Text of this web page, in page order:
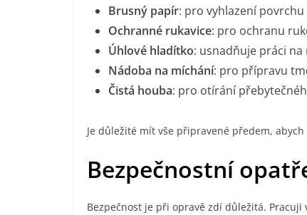
Brusný papír: pro vyhlazení
Ochranné rukavice: pro ochranu
Úhlové hladítko: usnadňuje práci
Nádoba na míchání: pro přípravu
Čistá houba: pro otírání
Je důležité mít vše připravené předem,
Bezpečnostní
Bezpečnost je při opravě zdí důležitá.